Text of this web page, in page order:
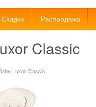
Скидки Распродажа
Classic
Luxor Classic